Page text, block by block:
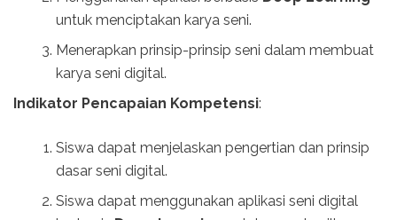
untuk menciptakan karya seni.
Menerapkan prinsip-prinsip seni dalam membuat
karya seni digital.
Indikator Pencapaian Kompetensi:
Siswa dapat menjelaskan pengertian dan prinsip
dasar seni digital.
Siswa dapat menggunakan aplikasi seni digital